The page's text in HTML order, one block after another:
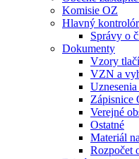
Komisie OZ
Hlavný
Správy o
Dokumenty
Vzory
VZN a
Zápisnice
Verejné
Ostatné
Materiál
Rozpočet